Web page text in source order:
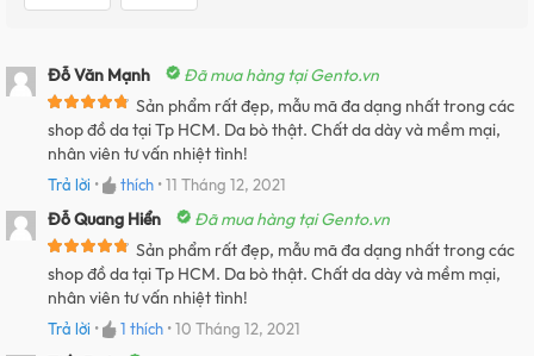
Đỗ Văn Mạnh
Đã mua hàng tại Gento.vn
Sản phẩm rất đẹp, mẫu mã đa dạng nhất trong các
shop đồ da tại Tp HCM. Da bò thật. Chất da dày và mềm mại,
nhân viên tư vấn nhiệt tình!
Trả lời • thích •11 Tháng 12, 2021
Đỗ Quang Hiển
Đã mua hàng tại Gento.vn
Sản phẩm rất đẹp, mẫu mã đa dạng nhất trong các
shop đồ da tại Tp HCM. Da bò thật. Chất da dày và mềm mại,
nhân viên tư vấn nhiệt tình!
Trả lời • 1 thích •10 Tháng 12, 2021